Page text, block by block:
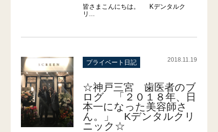
皆さまこんにちは。 Kデンタルク
リ...
プライベート日記 2018.11.19
☆神戸三宮 歯医者のブ
ログ 「２０１８年、日
本一になった美容師さ
ん。」 Kデンタルクリ
ニック☆